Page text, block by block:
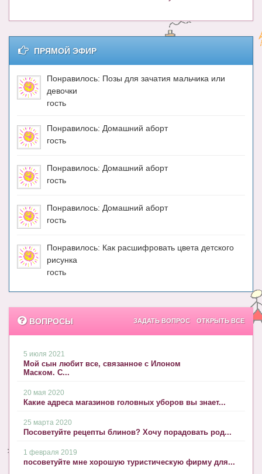
ПРЯМОЙ ЭФИР
Понравилось: Позы для зачатия мальчика или
девочки
гость
Понравилось: Домашний аборт
гость
Понравилось: Домашний аборт
гость
Понравилось: Домашний аборт
гость
Понравилось: Как расшифровать цвета детского
рисунка
гость
ВОПРОСЫ ОТКРЫТЬ ВСЕ
ЗАДАТЬ ВОПРОС
5 июля 2021
Мой сын любит все, связанное с Илоном
Маском. С...
20 мая 2020
Какие адреса магазинов головных уборов вы знает...
25 марта 2020
Посоветуйте рецепты блинов? Хочу порадовать род...
1 февраля 2019
посоветуйте мне хорошую туристическую фирму для...